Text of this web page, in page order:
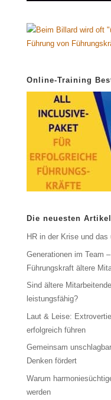
Online-Training
Die neuesten
HR in der Krise und
Generationen im Team
Führungskraft ältere
Sind ältere
leistungsfähig?
Laut & Leise:
erfolgreich führen
Gemeinsam
Denken fördert
Warum
werden